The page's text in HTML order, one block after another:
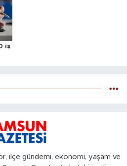
iş
ilçe gündemi, ekonomi, yaşam ve